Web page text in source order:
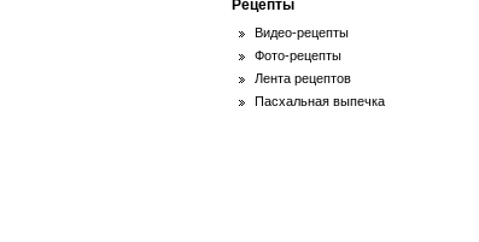
Рецепты
Видео-рецепты
Фото-рецепты
Лента рецептов
Пасхальная выпечка